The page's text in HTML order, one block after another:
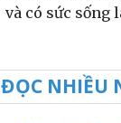
và có sức sống
ĐỌC NHIỀU